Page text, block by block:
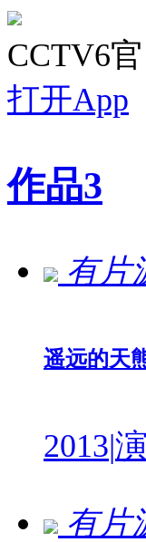
CCTV6
打开App
作品3
有片
遥远的天
2013|
有片